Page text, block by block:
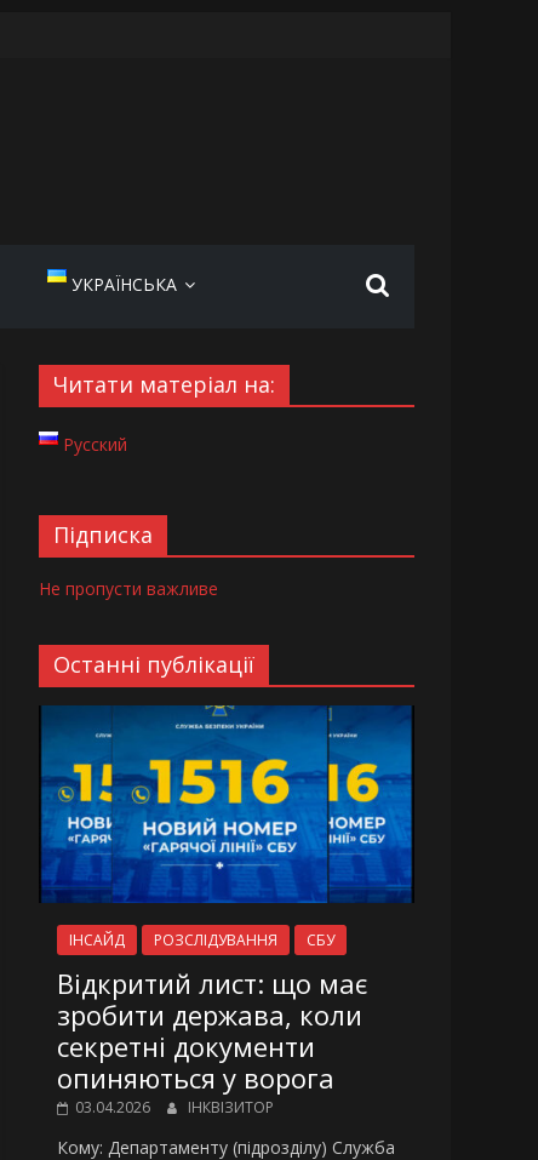
УКРАЇНСЬКА
Читати матеріал на:
Русский
Підписка
Не пропусти важливе
Останні публікації
ІНСАЙД РОЗСЛІДУВАННЯ СБУ
Відкритий лист: що має
зробити держава, коли
секретні документи
опиняються у ворога
03.04.2026 ІНКВІЗИТОР
Кому: Департаменту (підрозділу) Служба